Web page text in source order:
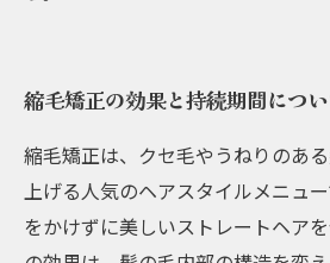
縮毛矯正の効果と持続期間につ
縮毛矯正は、クセ毛やうねりのあ
上げる人気のヘアスタイルメニュ
をかけずに美しいストレートヘア